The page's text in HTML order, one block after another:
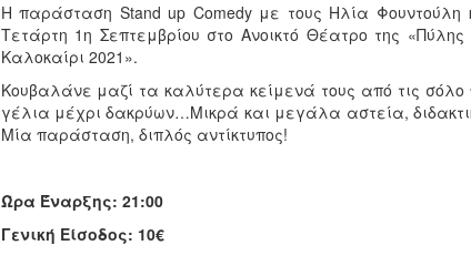
Η παράσταση Stand up Comedy με τους Ηλία
Τετάρτη 1η Σεπτεμβρίου στο Ανοικτό Θέατρο της
Καλοκαίρι 2021».
Κουβαλάνε μαζί τα καλύτερα κείμενά τους από τις
γέλια μέχρι δακρύων…Μικρά και μεγάλα αστεία,
Μία παράσταση, διπλός αντίκτυπος!
Ώρα Έναρξης: 21:00
Γενική Είσοδος: 10€